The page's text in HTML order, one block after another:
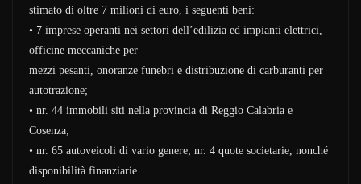
stimato di oltre 7 milioni di euro, i seguenti beni:
• 7 imprese operanti nei settori dell’edilizia ed impianti elettrici,
officine meccaniche per
mezzi pesanti, onoranze funebri e distribuzione di carburanti per
autotrazione;
• nr. 44 immobili siti nella provincia di Reggio Calabria e
Cosenza;
• nr. 65 autoveicoli di vario genere; nr. 4 quote societarie, nonché
disponibilità finanziarie